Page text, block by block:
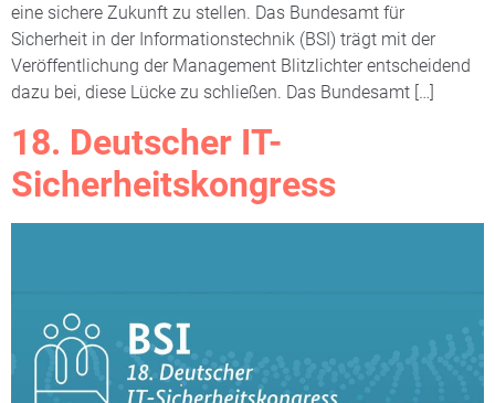
eine sichere Zukunft zu stellen. Das Bundesamt für
Sicherheit in der Informationstechnik (BSI) trägt mit der
Veröffentlichung der Management Blitzlichter entscheidend
dazu bei, diese Lücke zu schließen. Das Bundesamt […]
18. Deutscher IT-
Sicherheitskongress